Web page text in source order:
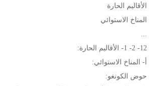
الأقاليم الحارة
المناخ الاستوائي
...
12- 2- 1- الأقاليم الحارة:
أ- المناخ الاستوائي:
حوض الكونغو: